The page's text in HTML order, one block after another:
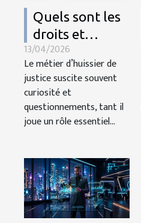
Quels sont les
droits et
devoirs des
huissiers de
justice en
France ?
13/04/2026
Le métier d’huissier de
justice suscite souvent
curiosité et
questionnements, tant il
joue un rôle essentiel...